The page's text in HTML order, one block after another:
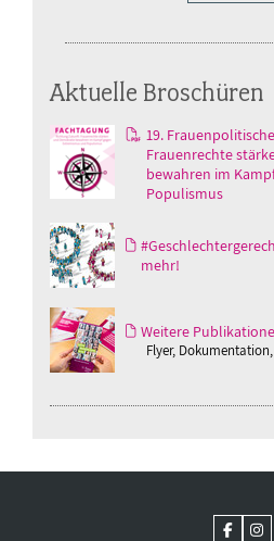
Aktuelle Broschüren
19.
Frauenrechte
bewahren im
Populismus
mehr!
Weitere
Flyer,